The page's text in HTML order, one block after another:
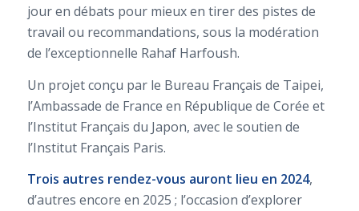
jour en débats pour mieux en tirer des pistes de
travail ou recommandations, sous la modération
de l’exceptionnelle Rahaf Harfoush.
Un projet conçu par le Bureau Français de Taipei,
l’Ambassade de France en République de Corée et
l’Institut Français du Japon, avec le soutien de
l’Institut Français Paris.
Trois autres rendez-vous auront lieu en 2024,
d’autres encore en 2025 ; l’occasion d’explorer